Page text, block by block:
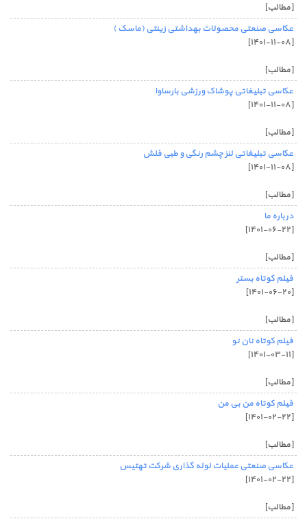
[مطالب]
عکاسی صنعتی محصولات بهداشتی زینتی (ماسک )
[۱۴۰۱-۱۱-۰۸]
[مطالب]
عکاسی تبلیغاتی پوشاک ورزشی بارساوا
[۱۴۰۱-۱۱-۰۸]
[مطالب]
عکاسی تبلیغاتی لنز چشم رنگی و طبی فلش
[۱۴۰۱-۱۱-۰۸]
[مطالب]
درباره ما
[۱۴۰۱-۰۶-۲۲]
[مطالب]
فیلم کوتاه بستر
[۱۴۰۱-۰۶-۲۰]
[مطالب]
فیلم کوتاه نان نو
[۱۴۰۱-۰۳-۱۱]
[مطالب]
فیلم کوتاه من بی من
[۱۴۰۱-۰۲-۲۲]
[مطالب]
عکاسی صنعتی عملیات لوله گذاری شرکت تهتیس
[۱۴۰۱-۰۲-۲۲]
[مطالب]